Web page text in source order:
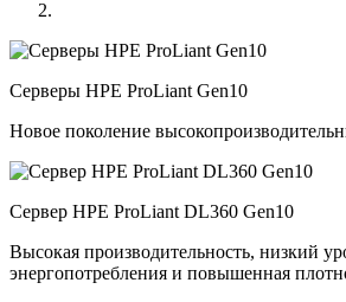
Серверы HPE ProLiant Gen10
Новое поколение
Сервер HPE ProLiant DL360 Gen10
Высокая производительность, низкий
энергопотребления и повышенная